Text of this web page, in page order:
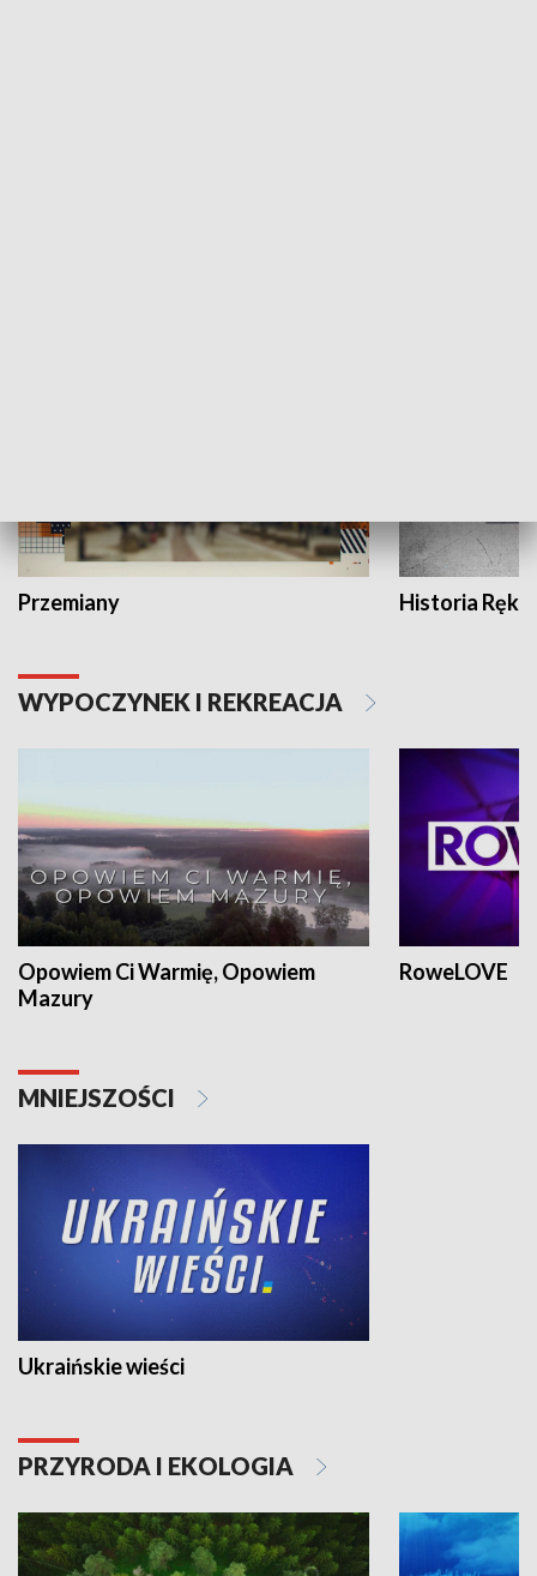
Przemiany Historia Ręką
WYPOCZYNEK I REKREACJA
Opowiem Ci Warmię, Opowiem
Mazury
RoweLOVE
MNIEJSZOŚCI
Ukraińskie wieści
PRZYRODA I EKOLOGIA